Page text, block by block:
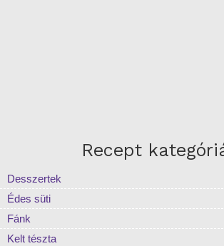
Recept
Desszertek
Édes süti
Fánk
Kelt tészta